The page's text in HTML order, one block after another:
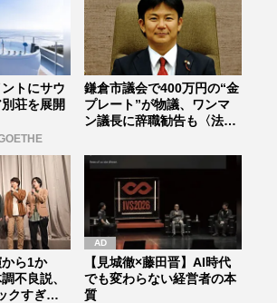
トにサウ
荘を展開
鎌倉市議会で400万円の“金
プレート”が物議、ワンマ
ン議長に辞職勧告も〈法的
から1か
不良説、
クすぎる
【見城徹×藤田晋】AI時代
でも変わらない経営者の本
質